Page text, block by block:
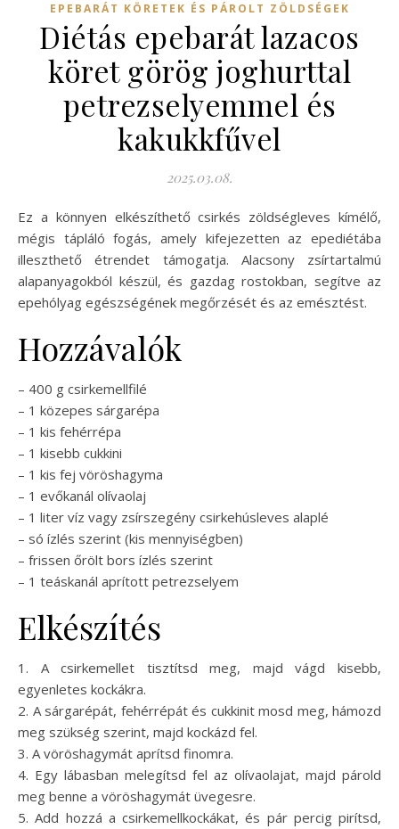
EPEBARÁT KÖRETEK ÉS PÁROLT ZÖLDSÉGEK
Diétás epebarát lazacos
köret görög joghurttal
petrezselyemmel és
kakukkfűvel
2025.03.08.
Ez a könnyen elkészíthető csirkés zöldségleves kímélő,
mégis tápláló fogás, amely kifejezetten az epediétába
illeszthető étrendet támogatja. Alacsony zsírtartalmú
alapanyagokból készül, és gazdag rostokban, segítve az
epehólyag egészségének megőrzését és az emésztést.
Hozzávalók
– 400 g csirkemellfilé
– 1 közepes sárgarépa
– 1 kis fehérrépa
– 1 kisebb cukkini
– 1 kis fej vöröshagyma
– 1 evőkanál olívaolaj
– 1 liter víz vagy zsírszegény csirkehúsleves alaplé
– só ízlés szerint (kis mennyiségben)
– frissen őrölt bors ízlés szerint
– 1 teáskanál aprított petrezselyem
Elkészítés
1. A csirkemellet tisztítsd meg, majd vágd kisebb,
egyenletes kockákra.
2. A sárgarépát, fehérrépát és cukkinit mosd meg, hámozd
meg szükség szerint, majd kockázd fel.
3. A vöröshagymát aprítsd finomra.
4. Egy lábasban melegítsd fel az olívaolajat, majd párold
meg benne a vöröshagymát üvegesre.
5. Add hozzá a csirkemellkockákat, és pár percig pirítsd,